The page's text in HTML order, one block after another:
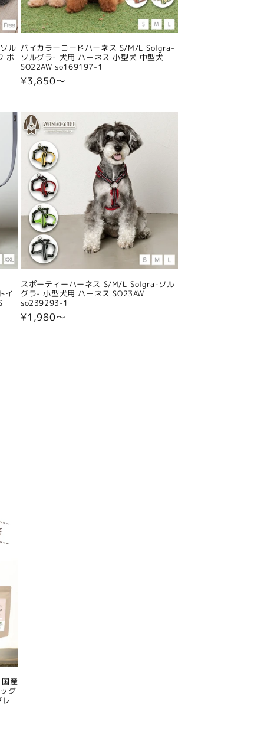
ル
ポ
バイカラーコードハーネス S/M/L Solgra-
ソルグラ- 犬用 ハーネス 小型犬 中型犬
SO22AW so169197-1
通
格
¥3,850〜
イ
スポーティーハーネス S/M/L Solgra-ソル
グラ- 小型犬用 ハーネス SO23AW
so239293-1
通
¥1,980〜
産
グ